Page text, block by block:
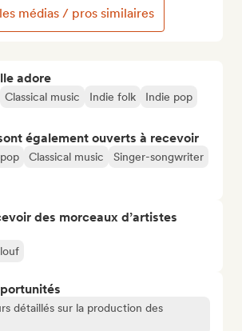
adore
Classical music Indie folk
Indie pop
également ouverts à recevoir
Classical music
Singer-songwriter
des morceaux d’artistes
détaillés sur la production des
médias / pros similaires